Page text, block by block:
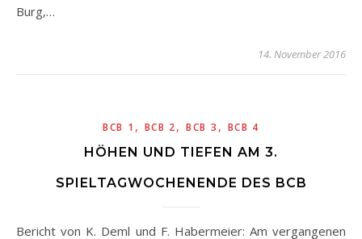
Burg,…
14. November 2016
BCB 1 , BCB 2, BCB 3 , BCB 4
HÖHEN UND TIEFEN AM 3.
SPIELTAGWOCHENENDE DES BCB
Bericht von K. Deml und F. Habermeier: Am vergangenen